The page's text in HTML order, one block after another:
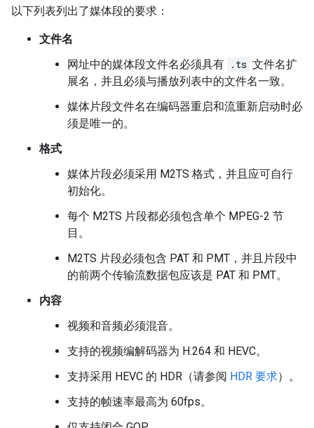
以下列表列出了媒体段的要求：
文件名
网址中的媒体段文件名必须具有 .ts 文件名扩
展名，并且必须与播放列表中的文件名一致。
媒体片段文件名在编码器重启和流重新启动时必
须是唯一的。
格式
媒体片段必须采用 M2TS 格式，并且应可自行
初始化。
每个 M2TS 片段都必须包含单个 MPEG-2 节
目。
M2TS 片段必须包含 PAT 和 PMT，并且片段中
的前两个传输流数据包应该是 PAT 和 PMT。
内容
视频和音频必须混音。
支持的视频编解码器为 H.264 和 HEVC。
支持采用 HEVC 的 HDR（请参阅 HDR 要求）。
支持的帧速率最高为 60fps。